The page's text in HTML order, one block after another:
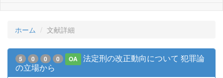
ホーム 文献詳細
5 0 0 0 OA
法定刑の改正動向について 犯罪論
の立場から